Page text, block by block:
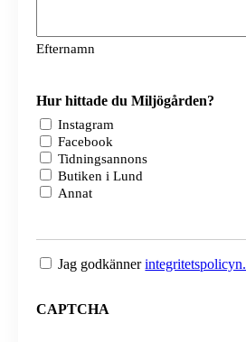
Efternamn
Hur hittade du Miljögården?
Instagram
Facebook
Tidningsannons
Butiken i Lund
Annat
Samtycke
Jag godkännerintegritetspolicyn.
CAPTCHA